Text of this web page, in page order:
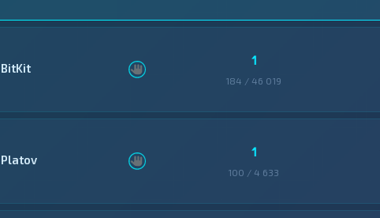
BitKit 1
184 / 46 019
Platov 1
100 / 4 633